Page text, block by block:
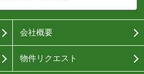
会社概要
物件リクエスト